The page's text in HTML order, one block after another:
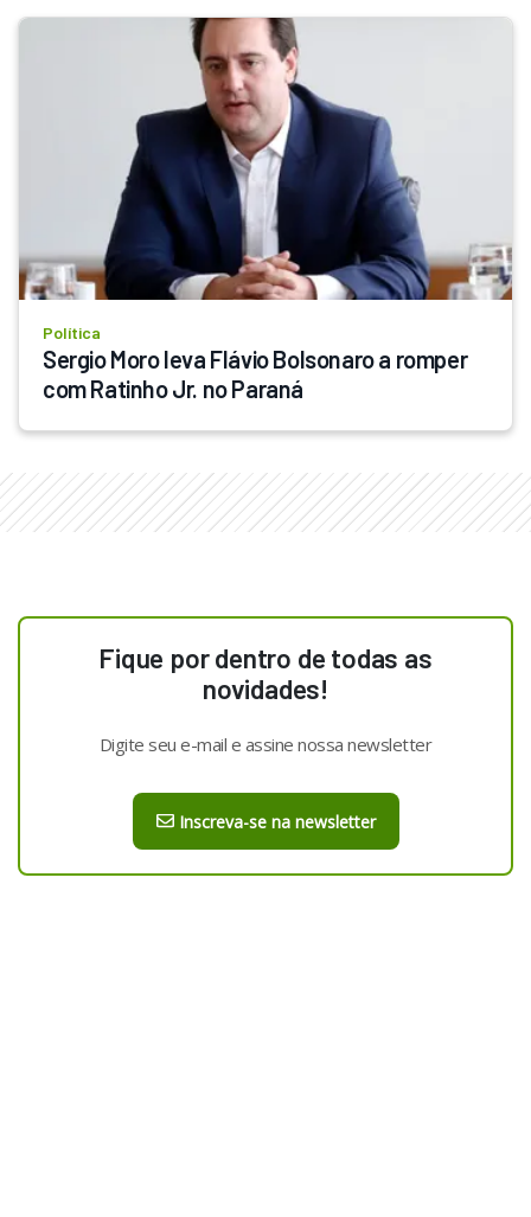
Política
Sergio Moro leva Flávio Bolsonaro a romper
com Ratinho Jr. no Paraná
Fique por dentro de todas as
novidades!
Digite seu e-mail e assine nossa newsletter
Inscreva-se na newsletter